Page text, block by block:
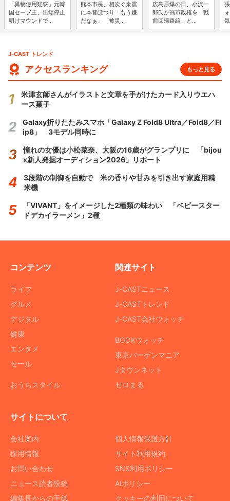
「異物使用疑惑」元韓
国セーブ王、出場停止
明けマウンドで...
熊本市長、相次ぐ余震
に本音ぽつり「もう嫌
だなぁ」 被災...
広島原爆の日、小沢一
郎氏が高市政権を「戦
前回帰路線」と...
J-CAST トレンド
アクセスランキング もっと見る
米津玄師さんがイラストと文章を手がけたカード入りウエハ
ース菓子
Galaxy折りたたみスマホ「Galaxy Z Fold8 Ultra／Fold8／Fl
ip8」 3モデル同時に
憧れの女優は小松菜奈、大阪の16歳がグランプリに 「bijou
x新人発掘オーディション2026」リポート
3段階の制御を自動で 米の香りや甘みを引き出す家庭用精
米機
「VIVANT」をイメージした2種類の味わい 「ベビースター
ドデカイラーメン」2種
コンテンツ
ライフ
グルメ
デジタル
健康
エンタメ
セール
おうちスタイル
関連サイト
J-CASTニュース
J-CASTトレンド
J-CAST会社ウォッチ
BOOKウォッチ
東京バーゲンマニア
Jタウンネット
ゼロまる
サイトについて
会社案内
採用情報
お問い合わせ
ニュース読者投稿
編集長からの手紙
個人情報保護方針
サイト利用規約
SNS利用ポリシー
AIポリシー
クッキーの利用について